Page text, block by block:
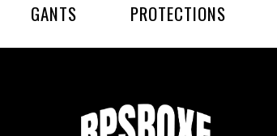
GANTS PROTECTIONS